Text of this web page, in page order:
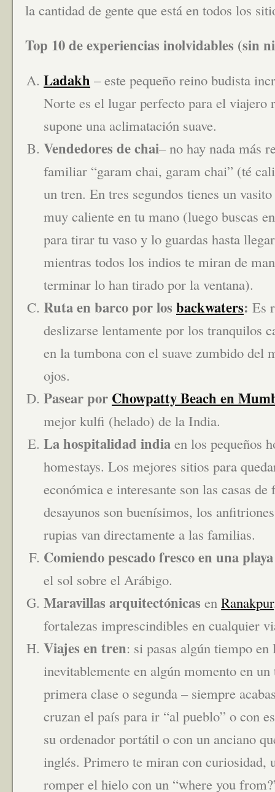
la cantidad de gente que está en todos los
Top 10 de experiencias inolvidables (sin
Ladakh – este pequeño reino budista
Norte es el lugar perfecto para el viajero
supone una aclimatación suave.
Vendedores de chai– no hay nada más
familiar “garam chai, garam chai” (té
un tren. En tres segundos tienes un
muy caliente en tu mano (luego buscas
para tirar tu vaso y lo guardas hasta
mientras todos los indios te miran de
terminar lo han tirado por la ventana).
Ruta en barco por los backwaters: Es
deslizarse lentamente por los tranquilos
en la tumbona con el suave zumbido
ojos.
Pasear por Chowpatty Beach en
mejor kulfi (helado) de la India.
La hospitalidad india en los pequeños
homestays. Los mejores sitios para
económica e interesante son las casas
desayunos son buenísimos, los
rupias van directamente a las familias.
Comiendo pescado fresco en una
el sol sobre el Arábigo.
Maravillas arquitectónicas en Ranakpur
fortalezas imprescindibles en cualquier
Viajes en tren: si pasas algún tiempo en
inevitablemente en algún momento en
primera clase o segunda – siempre
cruzan el país para ir “al pueblo” o con
su ordenador portátil o con un anciano
inglés. Primero te miran con curiosidad,
romper el hielo con un “where you